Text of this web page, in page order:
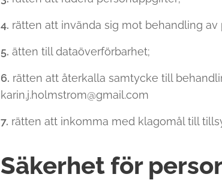
4. rätten att invända sig mot behandling av
5. ätten till dataöverförbarhet;
6. rätten att återkalla samtycke till
karin.j.holmstrom@gmail.com
7. rätten att inkomma med klagomål till
Säkerhet för